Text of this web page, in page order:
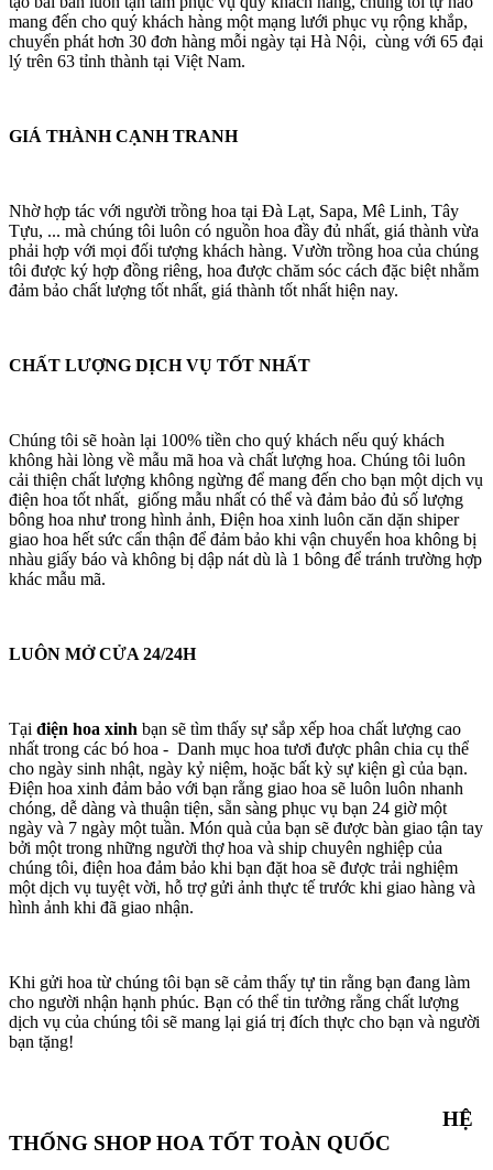
mang đến cho quý khách hàng một mạng lưới phục vụ rộng khắp,
chuyển phát hơn 30 đơn hàng mỗi ngày tại Hà Nội, cùng với 65 đại
lý trên 63 tỉnh thành tại Việt Nam.
GIÁ THÀNH CẠNH TRANH
Nhờ hợp tác với người trồng hoa tại Đà Lạt, Sapa, Mê Linh, Tây
Tựu, ... mà chúng tôi luôn có nguồn hoa đầy đủ nhất, giá thành vừa
phải hợp với mọi đối tượng khách hàng. Vườn trồng hoa của chúng
tôi được ký hợp đồng riêng, hoa được chăm sóc cách đặc biệt nhằm
đảm bảo chất lượng tốt nhất, giá thành tốt nhất hiện nay.
CHẤT LƯỢNG DỊCH VỤ TỐT NHẤT
Chúng tôi sẽ hoàn lại 100% tiền cho quý khách nếu quý khách
không hài lòng về mẫu mã hoa và chất lượng hoa. Chúng tôi luôn
cải thiện chất lượng không ngừng để mang đến cho bạn một dịch vụ
điện hoa tốt nhất, giống mẫu nhất có thể và đảm bảo đủ số lượng
bông hoa như trong hình ảnh, Điện hoa xinh luôn căn dặn shiper
giao hoa hết sức cẩn thận để đảm bảo khi vận chuyển hoa không bị
nhàu giấy báo và không bị dập nát dù là 1 bông để tránh trường hợp
khác mẫu mã.
LUÔN MỞ CỬA 24/24H
Tại điện hoa xinh bạn sẽ tìm thấy sự sắp xếp hoa chất lượng cao
nhất trong các bó hoa - Danh mục hoa tươi được phân chia cụ thể
cho ngày sinh nhật, ngày kỷ niệm, hoặc bất kỳ sự kiện gì của bạn.
Điện hoa xinh đảm bảo với bạn rằng giao hoa sẽ luôn luôn nhanh
chóng, dễ dàng và thuận tiện, sẵn sàng phục vụ bạn 24 giờ một
ngày và 7 ngày một tuần. Món quà của bạn sẽ được bàn giao tận tay
bởi một trong những người thợ hoa và ship chuyên nghiệp của
chúng tôi, điện hoa đảm bảo khi bạn đặt hoa sẽ được trải nghiệm
một dịch vụ tuyệt vời, hỗ trợ gửi ảnh thực tế trước khi giao hàng và
hình ảnh khi đã giao nhận.
Khi gửi hoa từ chúng tôi bạn sẽ cảm thấy tự tin rằng bạn đang làm
cho người nhận hạnh phúc. Bạn có thể tin tưởng rằng chất lượng
dịch vụ của chúng tôi sẽ mang lại giá trị đích thực cho bạn và người
bạn tặng!
HỆ
THỐNG SHOP HOA TỐT TOÀN QUỐC